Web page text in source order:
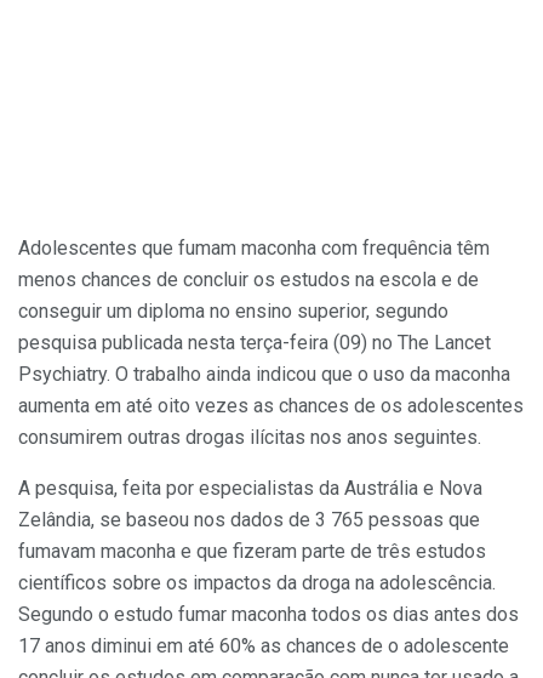
Adolescentes que fumam maconha com frequência têm
menos chances de concluir os estudos na escola e de
conseguir um diploma no ensino superior, segundo
pesquisa publicada nesta terça-feira (09) no The Lancet
Psychiatry. O trabalho ainda indicou que o uso da maconha
aumenta em até oito vezes as chances de os adolescentes
consumirem outras drogas ilícitas nos anos seguintes.
A pesquisa, feita por especialistas da Austrália e Nova
Zelândia, se baseou nos dados de 3 765 pessoas que
fumavam maconha e que fizeram parte de três estudos
científicos sobre os impactos da droga na adolescência.
Segundo o estudo fumar maconha todos os dias antes dos
17 anos diminui em até 60% as chances de o adolescente